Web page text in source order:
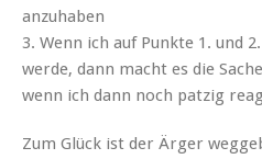
anzuhaben
3. Wenn ich auf Punkte 1. und
werde, dann macht es die
wenn ich dann noch patzig
Zum Glück ist der Ärger